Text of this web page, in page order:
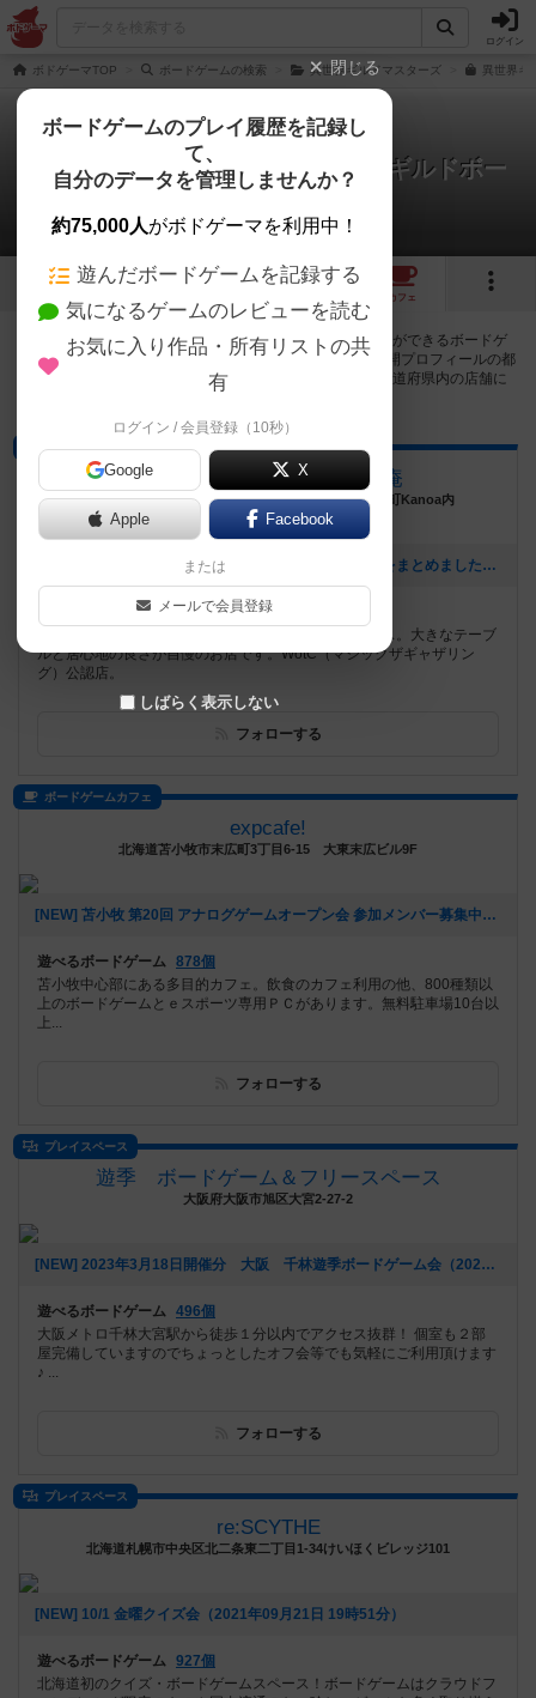
ログイン
ボドゲーマTOP ボードゲームの検索 異世界ギルドマスターズ 異世界
異世界ギルドマスターズ：豪華版ギルドボー
ド
8店のカフェ/スペースが提供中
1 2
カフェ
異世界ギルドマスターズ：豪華版ギルドボードで遊ぶことができるボードゲ
ームカフェ・プレイスペースが8店登録されています。公開プロフィールの都
道府県が設定されたアカウントでログインすると、同じ都道府県内の店舗に
プレイスペース
ボードゲームスペース 天岩庵
東京都品川区東大井3-1-3 グランベーネB1F 大井町Kanoa内
[NEW] MtG FINAL FANTASY：天岩庵公認店イベントをまとめました（2025年06月09日 17時21分）
遊べるボードゲーム
232個
品川大井町にあるボードゲームを遊べるボドゲスペース。大きなテーブ
ルと居心地の良さが自慢のお店です。WotC（マジックザギャザリン
グ）公認店。
フォローする
ボードゲームカフェ
expcafe!
北海道苫小牧市末広町3丁目6-15 大東末広ビル9F
[NEW] 苫小牧 第20回 アナログゲームオープン会 参加メンバー募集中！（2024年09月05日 23時49分）
遊べるボードゲーム 878個
苫小牧中心部にある多目的カフェ。飲食のカフェ利用の他、800種類以
上のボードゲームとｅスポーツ専用ＰＣがあります。無料駐車場10台以
上...
フォローする
プレイスペース
遊季 ボードゲーム＆フリースペース
大阪府大阪市旭区大宮2-27-2
[NEW] 2023年3月18日開催分 大阪 千林遊季ボードゲーム会（2023年02月17日 16時08分）
遊べるボードゲーム 496個
大阪メトロ千林大宮駅から徒歩１分以内でアクセス抜群！ 個室も２部
屋完備していますのでちょっとしたオフ会等でも気軽にご利用頂けます
♪ ...
フォローする
プレイスペース
re:SCYTHE
北海道札幌市中央区北二条東二丁目1-34けいほくビレッジ101
[NEW] 10/1 金曜クイズ会（2021年09月21日 19時51分）
遊べるボードゲーム 927個
北海道初のクイズ・ボードゲームスペース！ボードゲームはクラウドフ
閉じる
ボードゲームのプレイ履歴を記録し
て、
自分のデータを管理しませんか？
約75,000人がボドゲーマを利用中！
遊んだボードゲームを記録する
気になるゲームのレビューを読む
お気に入り作品・所有リストの共
有
ログイン / 会員登録（10秒）
Google X
Apple Facebook
または
メールで会員登録
しばらく表示しない